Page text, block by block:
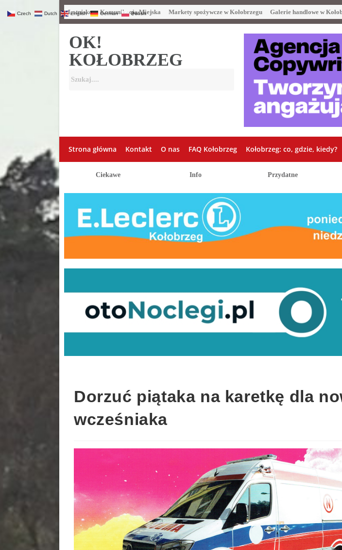
Lotnisko Komunikacja Miejska Markety spożywcze w Kołobrzegu Galerie handlowe w
OK!
KOŁOBRZEG
Strona główna Kontakt O nas FAQ Kołobrzeg Kołobrzeg: co, gdzie, kiedy?
Ciekawe Info Przydatne
Dorzuć piątaka na karetkę dla
wcześniaka
Czech Dutch English German Polish